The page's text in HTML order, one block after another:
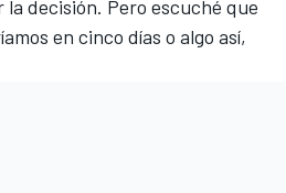
decisión. Pero escuché que
en cinco días o algo así,